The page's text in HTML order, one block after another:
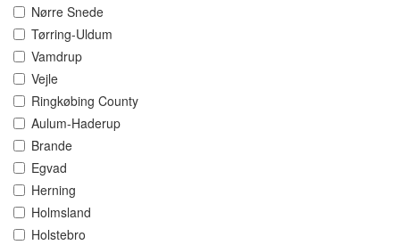
Nørre Snede
Tørring-Uldum
Vamdrup
Vejle
Ringkøbing County
Aulum-Haderup
Brande
Egvad
Herning
Holmsland
Holstebro